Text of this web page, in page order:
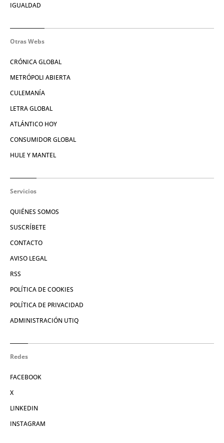
IGUALDAD
Otras Webs
CRÓNICA GLOBAL
METRÓPOLI ABIERTA
CULEMANÍA
LETRA GLOBAL
ATLÁNTICO HOY
CONSUMIDOR GLOBAL
HULE Y MANTEL
Servicios
QUIÉNES SOMOS
SUSCRÍBETE
CONTACTO
AVISO LEGAL
RSS
POLÍTICA DE COOKIES
POLÍTICA DE PRIVACIDAD
ADMINISTRACIÓN UTIQ
Redes
FACEBOOK
X
LINKEDIN
INSTAGRAM